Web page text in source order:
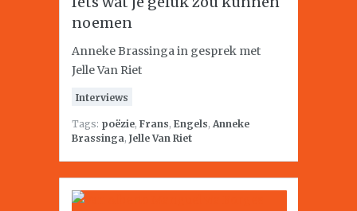
noemen
Anneke Brassinga in gesprek met
Jelle Van Riet
Interviews
Tags: poëzie, Frans, Engels, Anneke
Brassinga, Jelle Van Riet